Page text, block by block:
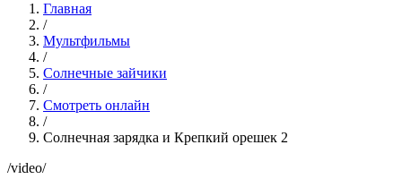
Главная
/
Мультфильмы
/
Солнечные зайчики
/
Смотреть онлайн
/
Солнечная зарядка и Крепкий орешек 2
/video/